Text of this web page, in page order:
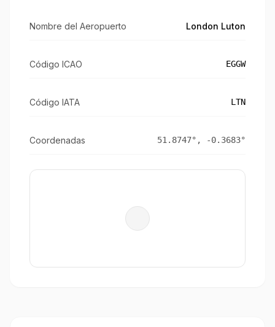
Nombre del Aeropuerto London Luton
Código ICAO EGGW
Código IATA LTN
Coordenadas 51.8747°, -0.3683°